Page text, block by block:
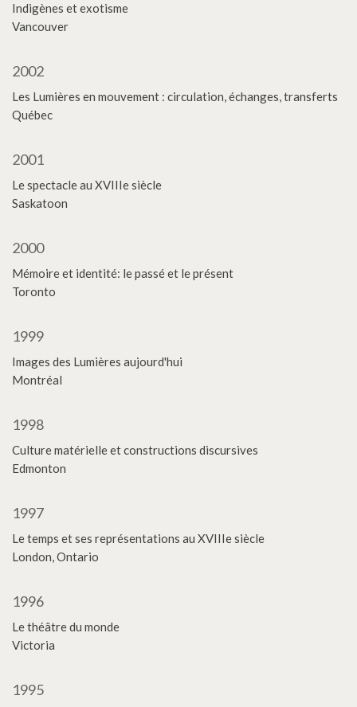
Indigènes et exotisme
Vancouver
2002
Les Lumières en mouvement : circulation, échanges, transferts
Québec
2001
Le spectacle au XVIIIe siècle
Saskatoon
2000
Mémoire et identité: le passé et le présent
Toronto
1999
Images des Lumières aujourd'hui
Montréal
1998
Culture matérielle et constructions discursives
Edmonton
1997
Le temps et ses représentations au XVIIIe siècle
London, Ontario
1996
Le théâtre du monde
Victoria
1995